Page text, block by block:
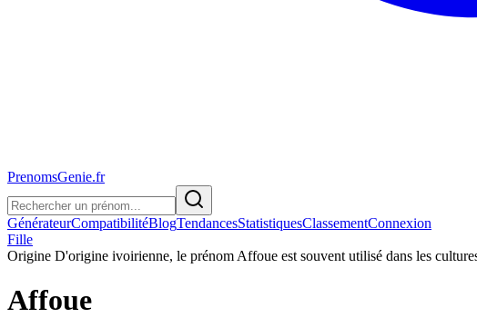
PrenomsGenie.fr
GénérateurCompatibilitéBlogTendancesStatistiquesClassementConnexion
Fille
Origine D'origine ivoirienne, le prénom Affoue est souvent utilisé dans les
Affoue